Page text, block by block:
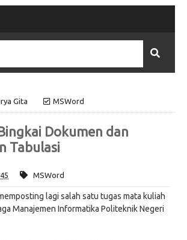
Gita MSWord
Dokumen dan
Tabulasi
MSWord
lagi salah satu tugas mata kuliah
Manajemen Informatika Politeknik Negeri